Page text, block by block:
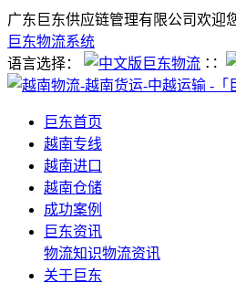
广东巨东供应链管理有限公司欢迎您
巨东物流系统
语言选择：
∷
巨东首页
越南专线
越南进口
越南仓储
成功案例
巨东资讯
物流知识物流资讯
关于巨东